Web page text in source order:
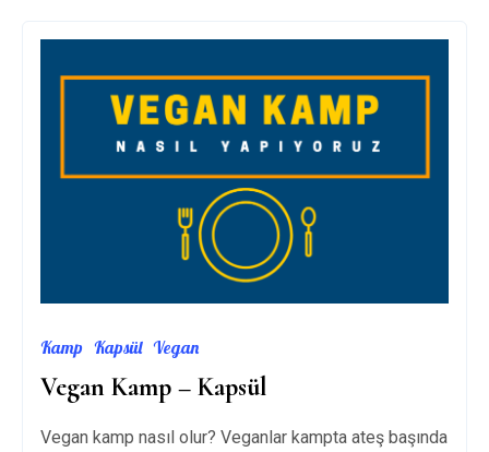
Kamp Kapsül Vegan
Vegan Kamp – Kapsül
Vegan kamp nasıl olur? Veganlar kampta ateş başında